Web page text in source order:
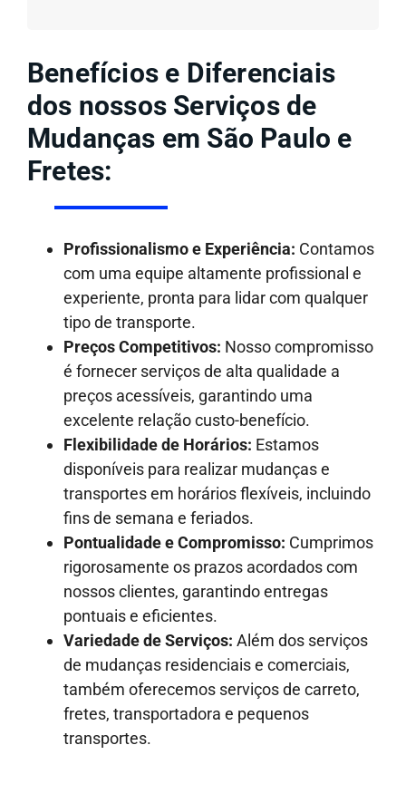
Benefícios e Diferenciais
dos nossos Serviços de
Mudanças em São Paulo e
Fretes:
Profissionalismo e Experiência: Contamos
com uma equipe altamente profissional e
experiente, pronta para lidar com qualquer
tipo de transporte.
Preços Competitivos: Nosso compromisso
é fornecer serviços de alta qualidade a
preços acessíveis, garantindo uma
excelente relação custo-benefício.
Flexibilidade de Horários: Estamos
disponíveis para realizar mudanças e
transportes em horários flexíveis, incluindo
fins de semana e feriados.
Pontualidade e Compromisso: Cumprimos
rigorosamente os prazos acordados com
nossos clientes, garantindo entregas
pontuais e eficientes.
Variedade de Serviços: Além dos serviços
de mudanças residenciais e comerciais,
também oferecemos serviços de carreto,
fretes, transportadora e pequenos
transportes.